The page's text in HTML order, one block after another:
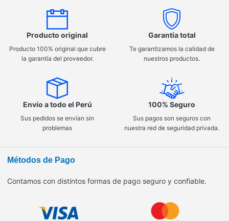
Producto original
Producto 100% original que cubre
la garantía del proveedor.
Garantía total
Te garantizamos la calidad de
nuestros productos.
Envío a todo el Perú
Sus pedidos se envían sin
problemas
100% Seguro
Sus pagos son seguros con
nuestra red de seguridad privada.
Métodos de Pago
Contamos con distintos formas de pago seguro y confiable.